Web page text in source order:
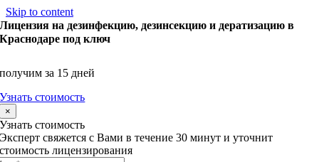
Skip to content
Лицензия на дезинфекцию, дезинсекцию и дератизацию в
Краснодаре под ключ
получим за 15 дней
Узнать стоимость
×
Узнать стоимость
Эксперт свяжется с Вами в течение 30 минут и уточнит
стоимость лицензирования